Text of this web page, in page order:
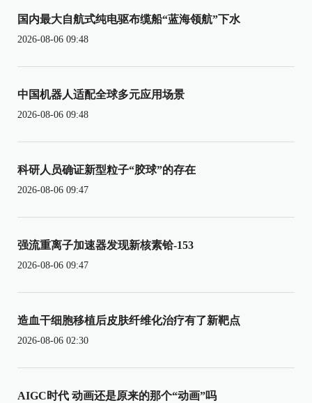
国内最大自航式纯电驱布缆船“蓝海领航”下水
2026-08-06 09:48
中国机器人适配全球多元应用场景
2026-08-06 09:48
科研人员确证新型粒子“胶球”的存在
2026-08-06 09:47
强流重离子加速器发现新核素铪-153
2026-08-06 09:47
造血干细胞移植后皮肤纤维化治疗有了新靶点
2026-08-06 02:30
AIGC时代 动画还是原来的那个“动画”吗